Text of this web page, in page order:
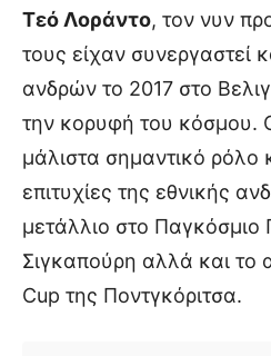
Τεό Λοράντο, τον νυν
τους είχαν συνεργαστεί
ανδρών το 2017 στο
την κορυφή του κόσμου.
μάλιστα σημαντικό ρόλο
επιτυχίες της εθνικής
μετάλλιο στο
Σιγκαπούρη αλλά και το
Cup της Ποντγκόριτσα.